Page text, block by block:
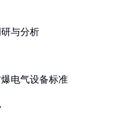
与分析
电气设备标准